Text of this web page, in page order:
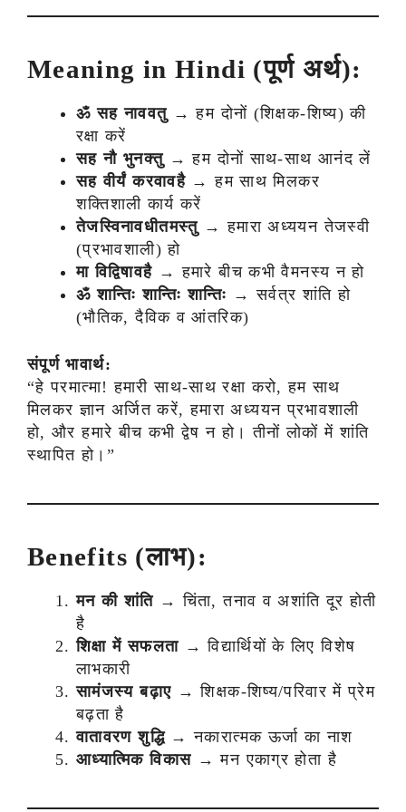
Meaning in Hindi (पूर्ण अर्थ):
ॐ सह नाववतु→ हम दोनों (शिक्षक-शिष्य) की
रक्षा करें
सह नौ भुनक्तु→ हम दोनों साथ-साथ आनंद लें
सह वीर्यं करवावहै → हम साथ मिलकर
शक्तिशाली कार्य करें
तेजस्विनावधीतमस्तु→ हमारा अध्ययन तेजस्वी
(प्रभावशाली) हो
मा विद्विषावहै → हमारे बीच कभी वैमनस्य न हो
ॐ शान्तिः शान्तिः शान्तिः → सर्वत्र शांति हो
(भौतिक, दैविक व आंतरिक)
संपूर्ण भावार्थ:
“हे परमात्मा! हमारी साथ-साथ रक्षा करो, हम साथ
मिलकर ज्ञान अर्जित करें, हमारा अध्ययन प्रभावशाली
हो, और हमारे बीच कभी द्वेष न हो। तीनों लोकों में शांति
स्थापित हो।”
Benefits (लाभ):
मन की शांति → चिंता, तनाव व अशांति दूर होती
है
शिक्षा में सफलता → विद्यार्थियों के लिए विशेष
लाभकारी
सामंजस्य बढ़ाए → शिक्षक-शिष्य/परिवार में प्रेम
बढ़ता है
वातावरण शुद्धि→ नकारात्मक ऊर्जा का नाश
आध्यात्मिक विकास → मन एकाग्र होता है